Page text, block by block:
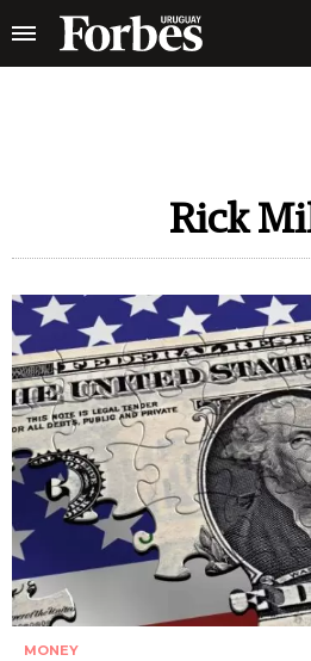
Rick
MONEY